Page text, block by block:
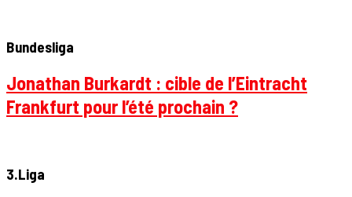
Bundesliga
Jonathan Burkardt : cible de l’Eintracht
Frankfurt pour l’été prochain ?
3.Liga